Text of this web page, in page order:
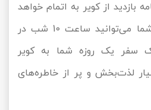
برنامه بازدید از کویر به اتمام خواهد
رسید و در این صورت شما می‌توانید ساعت 10 شب در
سفر یک روزه شما به کویر
لذت‌بخش و پر از خاطره‌های